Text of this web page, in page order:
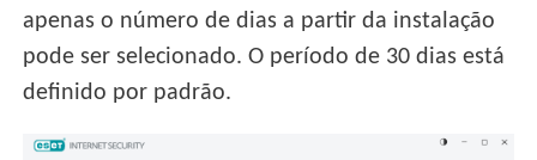
apenas o número de dias a partir da instalação
pode ser selecionado. O período de 30 dias está
definido por padrão.